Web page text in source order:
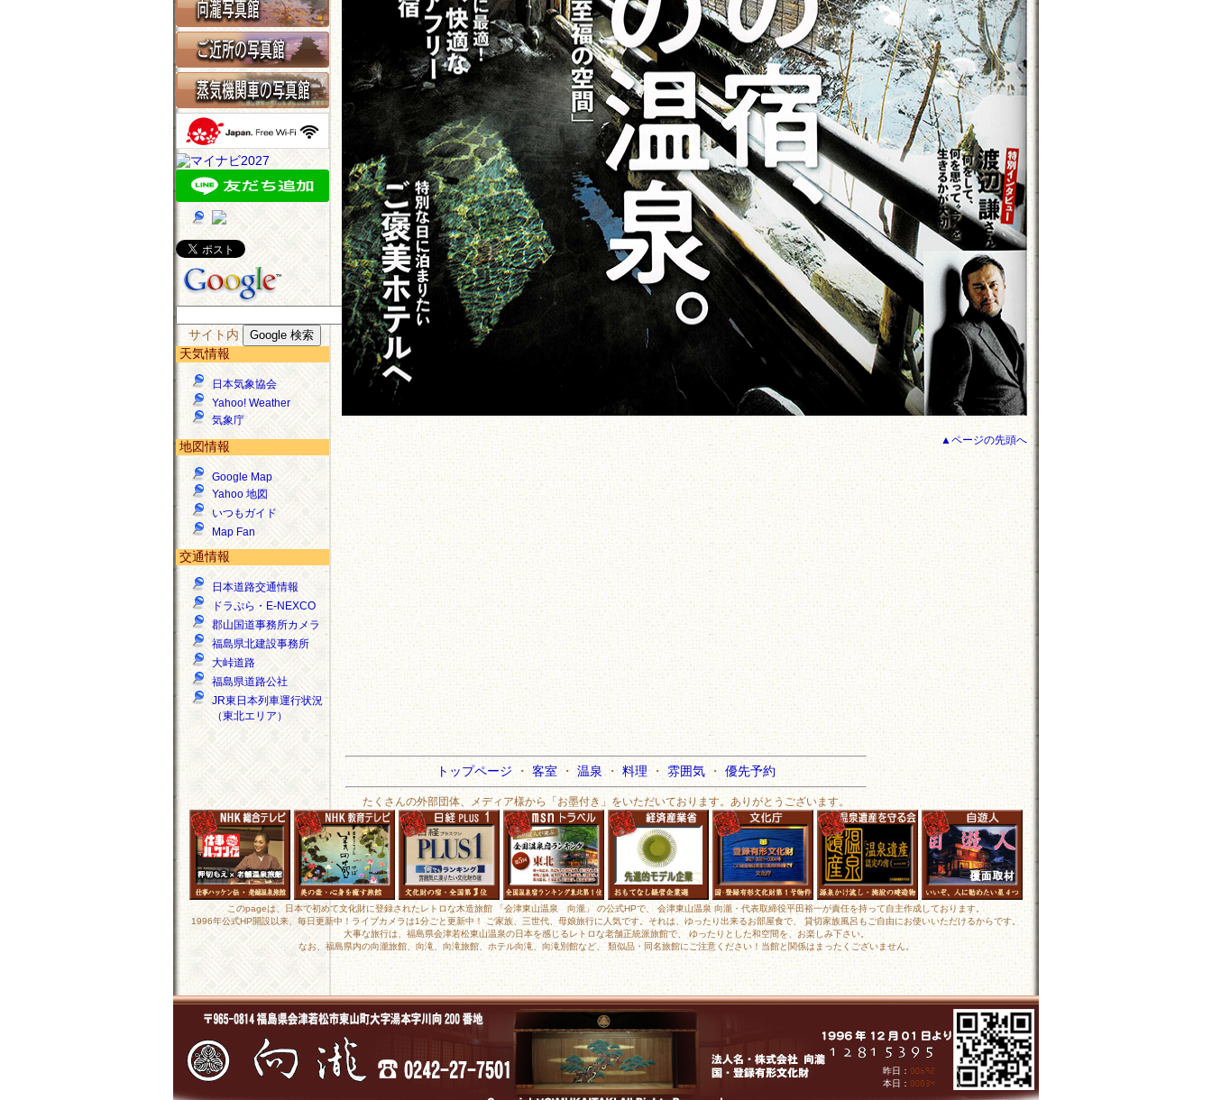
サイト内
天気情報
日本気象協会
Yahoo! Weather
気象庁
地図情報
Google Map
Yahoo 地図
いつもガイド
Map Fan
交通情報
日本道路交通情報
ドラぷら・E-NEXCO
郡山国道事務所カメラ
福島県北建設事務所
大峠道路
福島県道路公社
JR東日本列車運行状況
（東北エリア）
▲ページの先頭へ
トップページ ・ 客室 ・ 温泉 ・ 料理 ・ 雰囲気 ・ 優先予約
たくさんの外部団体、メディア様から「お墨付き」をいただいております。ありがとうございます。
このpageは、日本で初めて文化財に登録されたレトロな木造旅館 「会津東山温泉 向瀧」 の公式HPで、 会津東山温泉 向瀧・代表取締役平田裕一が責任を持って自主作成しております。
1996年公式HP開設以来、毎日更新中！ライブカメラは1分ごと更新中！ ご家族、三世代、母娘旅行に人気です。それは、ゆったり出来るお部屋食で、 貸切家族風呂もご自由にお使いいただけるからです。
大事な旅行は、福島県会津若松東山温泉の日本を感じるレトロな老舗正統派旅館で、 ゆったりとした和空間を、お楽しみ下さい。
なお、福島県内の向瀧旅館、向滝、向滝旅館、ホテル向滝、向滝別館など、 類似品・同名旅館にご注意ください！当館と関係はまったくございません。
人
昨日：
人
本日：
人